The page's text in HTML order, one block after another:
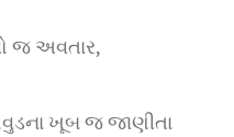
જ અવતાર,
ખૂબ જ જાણીતા